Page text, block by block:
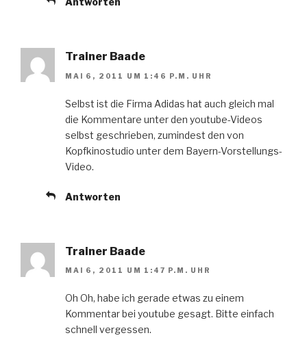
Trainer Baade
MAI 6, 2011 UM 1:46 P.M. UHR
Selbst ist die Firma Adidas hat auch gleich mal
die Kommentare unter den youtube-Videos
selbst geschrieben, zumindest den von
Kopfkinostudio unter dem Bayern-Vorstellungs-
Video.
Antworten
Trainer Baade
MAI 6, 2011 UM 1:47 P.M. UHR
Oh Oh, habe ich gerade etwas zu einem
Kommentar bei youtube gesagt. Bitte einfach
schnell vergessen.